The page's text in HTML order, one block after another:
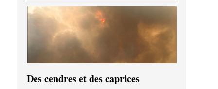
Des cendres et des caprices